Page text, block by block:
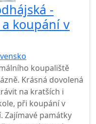
-
koupání v
koupaliště
Krásná dovolená
na kratších i
při koupání v
Zajímavé památky